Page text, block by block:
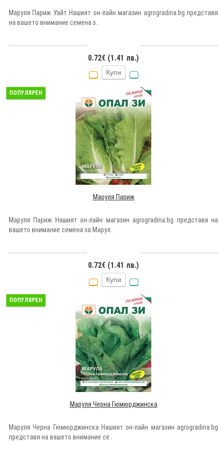
Маруля Париж Уайт Нашият он-лайн магазин agrogradina.bg представя
на вашето внимание семена з..
0.72€ (1.41 лв.)
Купи
ПОПУЛЯРЕН
Маруля Париж
Маруля Париж Нашият он-лайн магазин agrogradina.bg представя на
вашето внимание семена за Марул..
0.72€ (1.41 лв.)
Купи
ПОПУЛЯРЕН
Маруля Черна Гюмюрджинска
Маруля Черна Гюмюрджинска Нашият он-лайн магазин agrogradina.bg
представя на вашето внимание се..